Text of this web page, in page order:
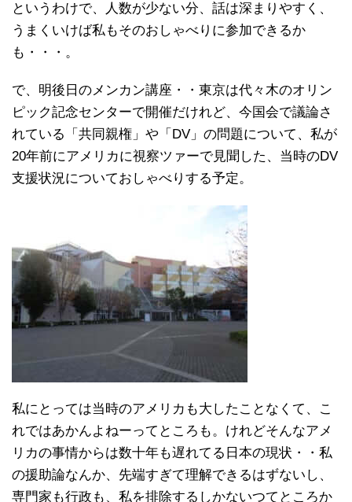
というわけで、人数が少ない分、話は深まりやすく、
うまくいけば私もそのおしゃべりに参加できるか
も・・・。
で、明後日のメンカン講座・・東京は代々木のオリン
ピック記念センターで開催だけれど、今国会で議論さ
れている「共同親権」や「DV」の問題について、私が
20年前にアメリカに視察ツァーで見聞した、当時のDV
支援状況についておしゃべりする予定。
私にとっては当時のアメリカも大したことなくて、こ
れではあかんよねーってところも。けれどそんなアメ
リカの事情からは数十年も遅れてる日本の現状・・私
の援助論なんか、先端すぎて理解できるはずないし、
専門家も行政も、私を排除するしかないつてところか